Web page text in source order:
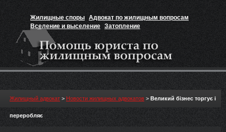
Жилищные споры Адвокат по жилищным вопросам
Вселение и выселение Затопление
Признание прав на жильё
Жилищный адвокат > Новости жилищных адвокатов > Великий бізнес торгує і
переробляє